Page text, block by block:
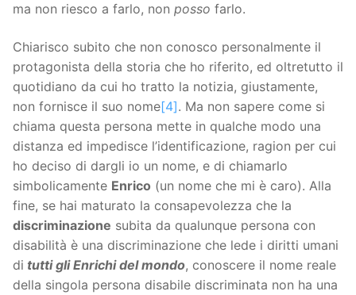
ma non riesco a farlo, non posso farlo.
Chiarisco subito che non conosco personalmente il
protagonista della storia che ho riferito, ed oltretutto il
quotidiano da cui ho tratto la notizia, giustamente,
non fornisce il suo nome[4]. Ma non sapere come si
chiama questa persona mette in qualche modo una
distanza ed impedisce l’identificazione, ragion per cui
ho deciso di dargli io un nome, e di chiamarlo
simbolicamente Enrico (un nome che mi è caro). Alla
fine, se hai maturato la consapevolezza che la
discriminazione subita da qualunque persona con
disabilità è una discriminazione che lede i diritti umani
di tutti gli Enrichi del mondo, conoscere il nome reale
della singola persona disabile discriminata non ha una